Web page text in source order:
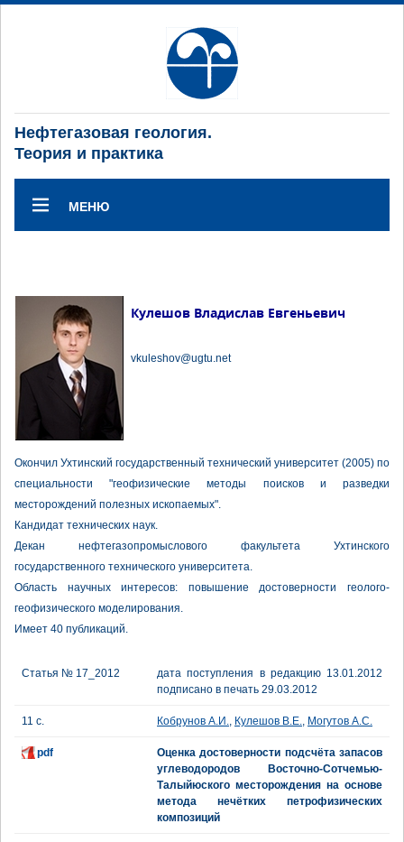
Нефтегазовая геология.
Теория и практика
МЕНЮ
Кулешов Владислав Евгеньевич
vkuleshov@ugtu.net
Окончил Ухтинский государственный технический университет (2005) по
специальности "геофизические методы поисков и разведки
месторождений полезных ископаемых".
Кандидат технических наук.
Декан нефтегазопромыслового факультета Ухтинского
государственного технического университета.
Область научных интересов: повышение достоверности геолого-
геофизического моделирования.
Имеет 40 публикаций.
Статья № 17_2012
дата поступления в редакцию 13.01.2012
подписано в печать 29.03.2012
11 с. Кобрунов А.И., Кулешов В.Е., Могутов А.С.
pdf
Оценка достоверности подсчёта запасов
углеводородов Восточно-Сотчемью-
Талыйюского месторождения на основе
метода нечётких петрофизических
композиций